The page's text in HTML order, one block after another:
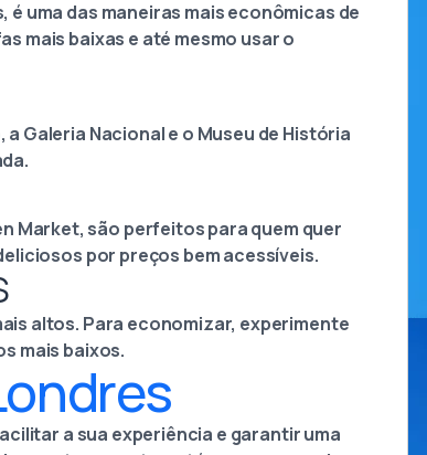
uma das maneiras mais econômicas de
mais baixas e até mesmo usar o
Galeria Nacional e o Museu de História
Market, são perfeitos para quem quer
por preços bem acessíveis.
altos. Para economizar, experimente
mais baixos.
a sua experiência e garantir uma